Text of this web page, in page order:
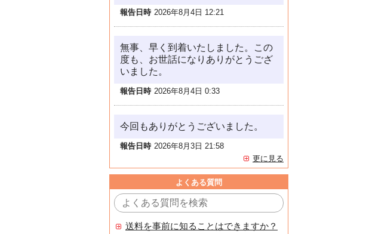
報告日時 2026年8月4日 12:21
無事、早く到着いたしました。この
度も、お世話になりありがとうござ
いました。
報告日時 2026年8月4日 0:33
今回もありがとうございました。
報告日時 2026年8月3日 21:58
更に見る
よくある質問
送料を事前に知ることはできますか？